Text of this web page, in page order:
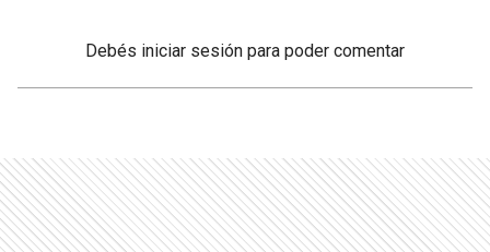
Debés iniciar sesión para poder comentar